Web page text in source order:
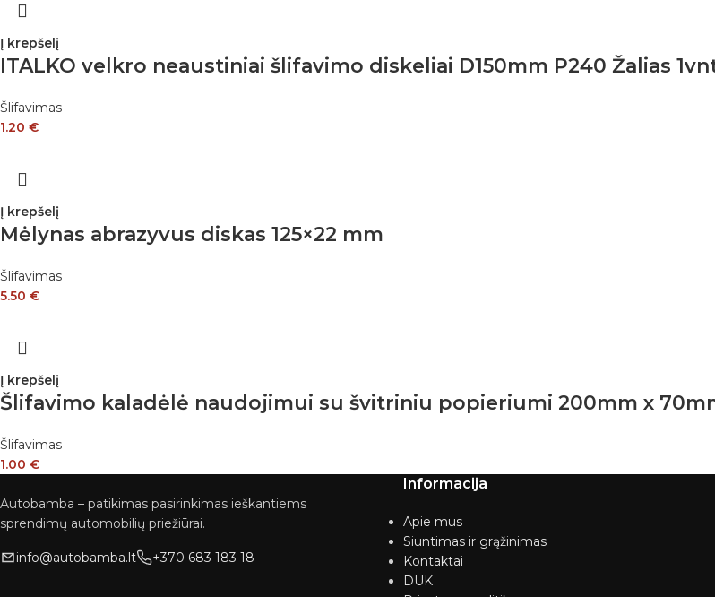
Į krepšelį
ITALKO velkro neaustiniai šlifavimo diskeliai D150mm P240 Žalias
Šlifavimas
1.20 €
Į krepšelį
Mėlynas abrazyvus diskas 125×22 mm
Šlifavimas
5.50 €
Į krepšelį
Šlifavimo kaladėlė naudojimui su švitriniu popieriumi 200mm x
Šlifavimas
1.00 €
Autobamba – patikimas pasirinkimas ieškantiems
sprendimų automobilių priežiūrai.
info@autobamba.lt +370 683 183 18
Informacija
Apie mus
Siuntimas ir grąžinimas
Kontaktai
DUK